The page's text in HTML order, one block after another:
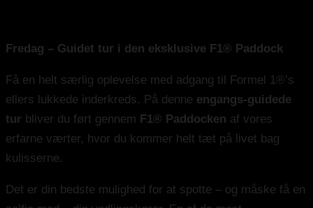
Fredag – Guidet tur i den eksklusive F1® Paddock
Få en helt særlig oplevelse med adgang til Formel 1®’s
ellers lukkede inderkreds. På denne engangs-guidede
tur bliver du ført gennem F1® Paddocken af vores
erfarne værter, hvor du kommer helt tæt på livet bag
kulisserne.
Det er din bedste mulighed for at spotte – og måske få en